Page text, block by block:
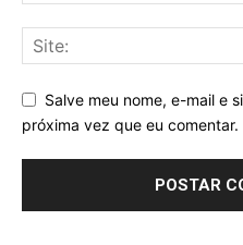
Salve meu nome, e-mail e
próxima vez que eu comentar.